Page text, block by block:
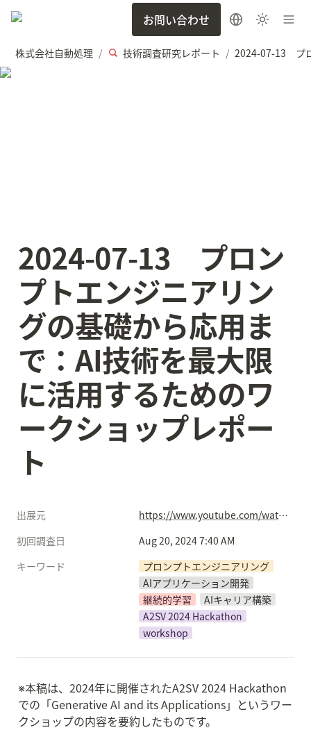
お問い合わせ
株式会社自動処理 / 技術調査研究レポート /
2024-07-13　プロン
プトエンジニアリン
グの基礎から応用ま
で：AI技術を最大限
に活用するためのワ
ークショップレポー
ト
出展元
https://www.youtube.com/watch?v=gYxDZ3N7uwA&list=PLaZbkXx9QbPN4ltn8I2Wn7oDW-Z_dntli&index=13
初回調査日
Aug 20, 2024 7:40 AM
キーワード
プロンプトエンジニアリング
AIアプリケーション開発
継続的学習
AIキャリア構築
A2SV 2024 Hackathon
workshop
※本稿は、2024年に開催されたA2SV 2024 Hackathon
での「Generative AI and its Applications」というワー
クショップの内容を要約したものです。